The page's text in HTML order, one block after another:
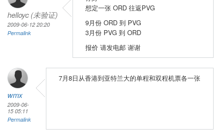
helloyc (未验证)
2009-06-12 20:20
Permalink
想定一张 ORD 往返PVG
9月份 ORD 到 PVG
3月份 PVG 到 ORD
报价 请发电邮 谢谢
wmx
2009-06-
15 05:11
Permalink
7月8日从香港到亚特兰大的单程和双程机票各一张